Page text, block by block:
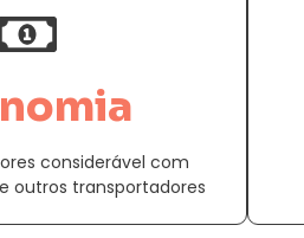
considerável com
outros transportadores